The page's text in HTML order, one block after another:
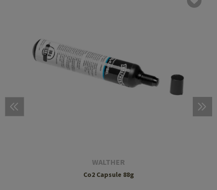
WALTHER
Co2 Capsule 88g